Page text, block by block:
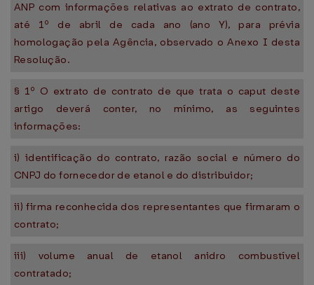
ANP com informações relativas ao extrato de contrato,
até 1º de abril de cada ano (ano Y), para prévia
homologação pela Agência, observado o Anexo I desta
Resolução.
§ 1º O extrato de contrato de que trata o caput deste
artigo deverá conter, no mínimo, as seguintes
informações:
i) identificação do contrato, razão social e número do
CNPJ do fornecedor de etanol e do distribuidor;
ii) firma reconhecida dos representantes que firmaram o
contrato;
iii) volume anual de etanol anidro combustível
contratado;